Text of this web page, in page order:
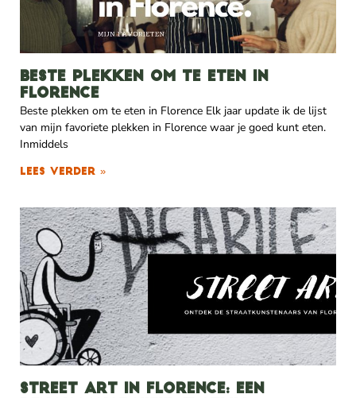
Beste plekken om te eten in
Florence
Beste plekken om te eten in Florence Elk jaar update ik de lijst
van mijn favoriete plekken in Florence waar je goed kunt eten.
Inmiddels
Lees verder »
Street art in Florence: een